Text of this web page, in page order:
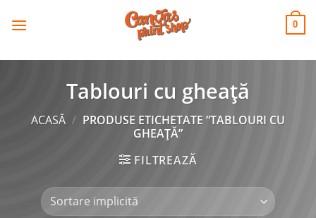
CANVAS
PRINT SHOP 0
Tablouri cu gheață
ACASĂ / PRODUSE ETICHETATE “TABLOURI CU
GHEAȚĂ”
FILTREAZĂ